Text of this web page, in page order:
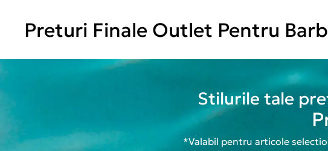
Preturi Finale Outlet Pentru
Stilurile tale
*Valabil pentru articole